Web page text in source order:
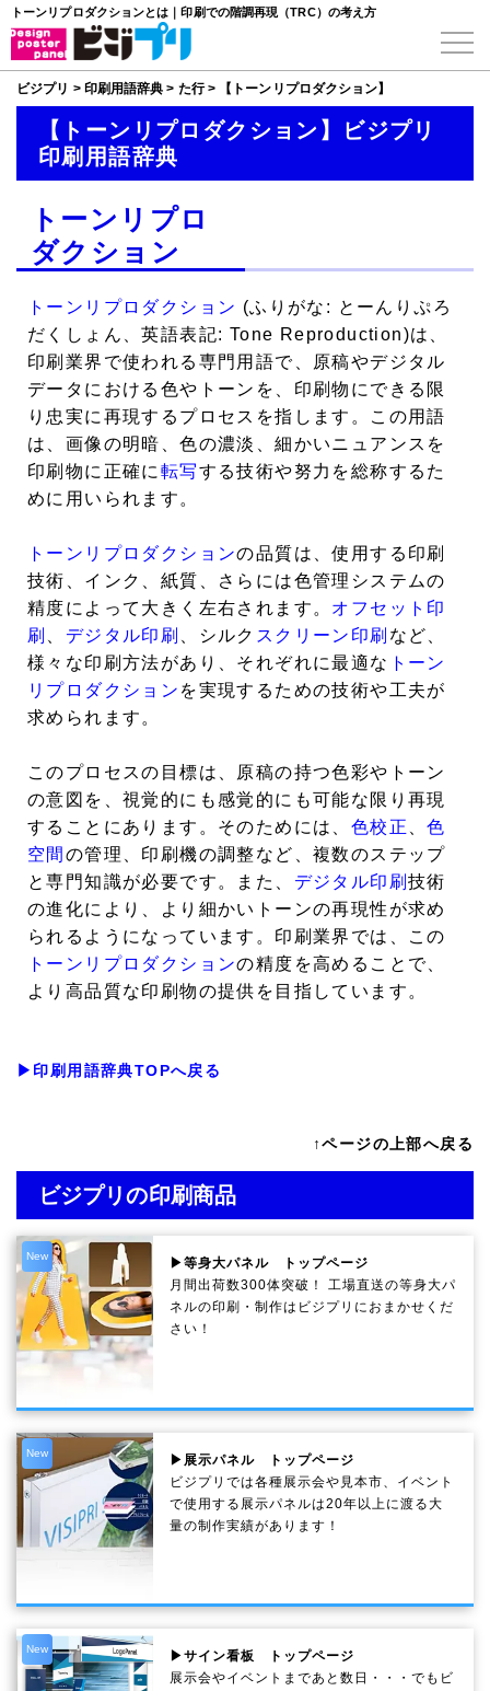
トーンリプロダクションとは｜印刷での階調再現（TRC）の考え方
ビジプリ > 印刷用語辞典 > た行> 【トーンリプロダクション】
【トーンリプロダクション】ビジプリ
印刷用語辞典
トーンリプロ
ダクション
トーンリプロダクション (ふりがな: とーんりぷろ
だくしょん、英語表記: Tone Reproduction)は、
印刷業界で使われる専門用語で、原稿やデジタル
データにおける色やトーンを、印刷物にできる限
り忠実に再現するプロセスを指します。この用語
は、画像の明暗、色の濃淡、細かいニュアンスを
印刷物に正確に 転写する技術や努力を総称するた
めに用いられます。
トーンリプロダクションの品質は、使用する印刷
技術、インク、紙質、さらには色管理システムの
精度によって大きく左右されます。 オフセット印
刷
デジタル印刷 、シルク スクリーン印刷 など、
様々な印刷方法があり、それぞれに最適な トーン
リプロダクション を実現するための技術や工夫が
求められます。
このプロセスの目標は、原稿の持つ色彩やトーン
の意図を、視覚的にも感覚的にも可能な限り再現
することにあります。そのためには、 色校正 、色
空間 の管理、印刷機の調整など、複数のステップ
と専門知識が必要です。また、 デジタル印刷技術
の進化により、より細かいトーンの再現性が求め
られるようになっています。印刷業界では、この
トーンリプロダクションの精度を高めることで、
より高品質な印刷物の提供を目指しています。
▶印刷用語辞典TOPへ戻る
↑ページの上部へ戻る
ビジプリの印刷商品
New
▶等身大パネル トップページ
月間出荷数300体突破！ 工場直送の等身大パ
ネルの印刷・制作は ビジプリ におまかせくだ
さい！
New
▶展示パネル トップページ
ビジプリでは各種展示会や見本市、イベント
で使用する展示パネルは20年以上に渡る大
量の制作実績があります！
New
▶サイン看板 トップページ
展示会やイベントまであと数日・・・でもビ